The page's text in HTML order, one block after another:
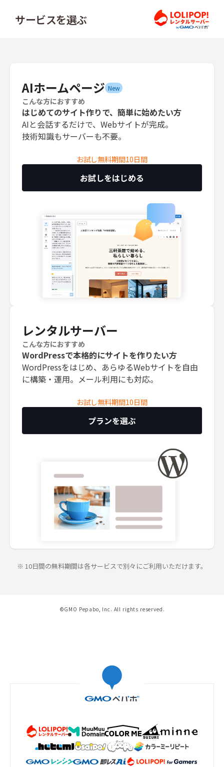
サービスを選ぶ
AIホームページ New
こんな方におすすめ
はじめてのサイト作りで、簡単に始めたい方
AIと会話するだけで、Webサイトが完成。
技術知識もサーバーも不要。
お試し無料期間10日間
お試しをはじめる
レンタルサーバー
こんな方におすすめ
WordPressで本格的にサイトを作りたい方
WordPressをはじめ、あらゆるWebサイトを自由
に構築・運用。メール利用にも対応。
お試し無料期間10日間
プランを選ぶ
※ 10日間の無料期間は各サービスで別々にご利用いただけます。
©GMO Pepabo, Inc. All rights reserved.